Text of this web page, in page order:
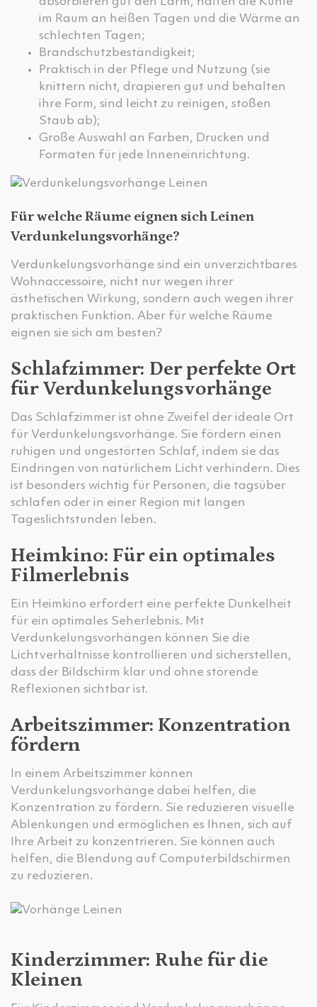
im Raum an heißen Tagen und die Wärme an
schlechten Tagen;
Brandschutzbeständigkeit;
Praktisch in der Pflege und Nutzung (sie
knittern nicht, drapieren gut und behalten
ihre Form, sind leicht zu reinigen, stoßen
Staub ab);
Große Auswahl an Farben, Drucken und
Formaten für jede Inneneinrichtung.
Für welche Räume eignen sich Leinen
Verdunkelungsvorhänge?
Verdunkelungsvorhänge sind ein unverzichtbares
Wohnaccessoire, nicht nur wegen ihrer
ästhetischen Wirkung, sondern auch wegen ihrer
praktischen Funktion. Aber für welche Räume
eignen sie sich am besten?
Schlafzimmer: Der perfekte Ort
für Verdunkelungsvorhänge
Das Schlafzimmer ist ohne Zweifel der ideale Ort
für Verdunkelungsvorhänge. Sie fördern einen
ruhigen und ungestörten Schlaf, indem sie das
Eindringen von natürlichem Licht verhindern. Dies
ist besonders wichtig für Personen, die tagsüber
schlafen oder in einer Region mit langen
Tageslichtstunden leben.
Heimkino: Für ein optimales
Filmerlebnis
Ein Heimkino erfordert eine perfekte Dunkelheit
für ein optimales Seherlebnis. Mit
Verdunkelungsvorhängen können Sie die
Lichtverhältnisse kontrollieren und sicherstellen,
dass der Bildschirm klar und ohne störende
Reflexionen sichtbar ist.
Arbeitszimmer: Konzentration
fördern
In einem Arbeitszimmer können
Verdunkelungsvorhänge dabei helfen, die
Konzentration zu fördern. Sie reduzieren visuelle
Ablenkungen und ermöglichen es Ihnen, sich auf
Ihre Arbeit zu konzentrieren. Sie können auch
helfen, die Blendung auf Computerbildschirmen
zu reduzieren.
Kinderzimmer: Ruhe für die
Kleinen